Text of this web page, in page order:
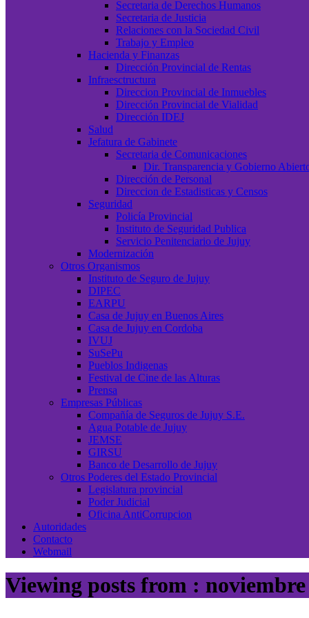
Secretaria de Derechos Humanos
Secretaria de Justicia
Relaciones con la Sociedad Civil
Trabajo y Empleo
Hacienda y Finanzas
Dirección Provincial de Rentas
Infraesctructura
Direccion Provincial de Inmuebles
Dirección Provincial de Vialidad
Dirección IDEJ
Salud
Jefatura de Gabinete
Secretaria de Comunicaciones
Dir. Transparencia y Gobierno
Dirección de Personal
Direccion de Estadisticas y Censos
Seguridad
Policía Provincial
Instituto de Seguridad Publica
Servicio Penitenciario de Jujuy
Modernización
Otros Organismos
Instituto de Seguro de Jujuy
DIPEC
EARPU
Casa de Jujuy en Buenos Aires
Casa de Jujuy en Cordoba
IVUJ
SuSePu
Pueblos Indigenas
Festival de Cine de las Alturas
Prensa
Empresas Públicas
Compañía de Seguros de Jujuy S.E.
Agua Potable de Jujuy
JEMSE
GIRSU
Banco de Desarrollo de Jujuy
Otros Poderes del Estado Provincial
Legislatura provincial
Poder Judicial
Oficina AntiCorrupcion
Autoridades
Contacto
Webmail
Viewing posts from : noviembre